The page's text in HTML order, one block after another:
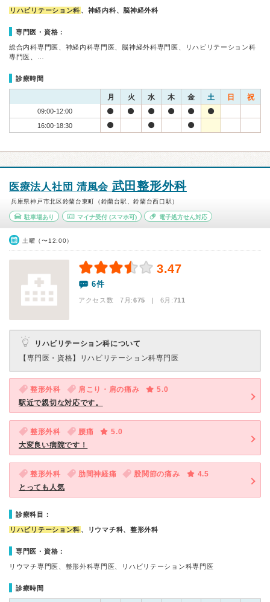
リハビリテーション科 、神経内科、脳神経外科
専門医・資格：
総合内科専門医、神経内科専門医、脳神経外科専門医、リハビリテーション科
専門医、…
診療時間
月 火 水 木 金 土 日 祝
09:00-12:00
16:00-18:30
医療法人社団 清風会 武田整形外科
兵庫県神戸市北区鈴蘭台東町（鈴蘭台駅、鈴蘭台西口駅）
駐車場あり マイナ受付(スマホ可) 電子処方せん対応
土曜（〜12:00）
3.47
6件
アクセス数 7月:675 | 6月:711
リハビリテーション科について
【専門医・資格】
リハビリテーション科専門医
整形外科 肩こり・肩の痛み
5.0
駅近で親切な対応です。
整形外科 腰痛
5.0
大変良い病院です！
整形外科 肋間神経痛 股関節の痛み
4.5
とっても人気
診療科目：
リハビリテーション科 、リウマチ科、整形外科
専門医・資格：
リウマチ専門医、整形外科専門医、リハビリテーション科専門医
診療時間